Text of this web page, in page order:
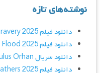
نوشته‌های تازه
دانلود فیلم A Time for Bravery 2025
دانلود فیلم The Great Flood 2025
دانلود سریال Kurulus Orhan
دانلود فیلم The Thing with Feathers 2025